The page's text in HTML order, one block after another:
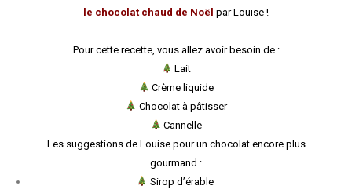
le chocolat chaud de Noël par Louise !
Pour cette recette, vous allez avoir besoin de :
Lait
Crème liquide
Chocolat à pâtisser
Cannelle
Les suggestions de Louise pour un chocolat encore plus
gourmand :
Sirop d’érable